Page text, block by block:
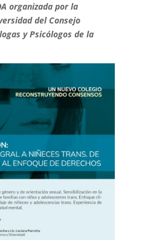
organizada por la
del Consejo
y Psicólogos de la